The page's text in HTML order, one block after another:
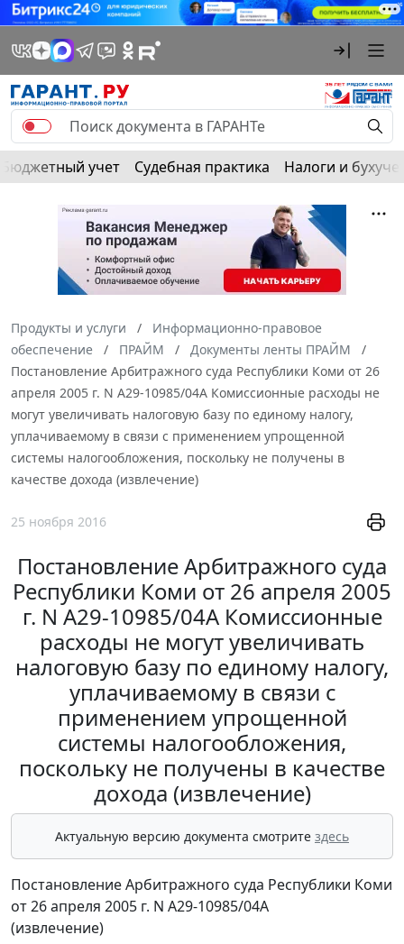
Бюджетный учет Судебная практика Налоги и
Продукты и услуги
Информационно-правовое
обеспечение
ПРАЙМ
Документы ленты ПРАЙМ
Постановление Арбитражного суда Республики Коми от 26
апреля 2005 г. N А29-10985/04А Комиссионные расходы не
могут увеличивать налоговую базу по единому налогу,
уплачиваемому в связи с применением упрощенной
системы налогообложения, поскольку не получены в
качестве дохода (извлечение)
25 ноября 2016
Постановление Арбитражного суда
Республики Коми от 26 апреля 2005
г. N А29-10985/04А Комиссионные
расходы не могут увеличивать
налоговую базу по единому налогу,
уплачиваемому в связи с
применением упрощенной
системы налогообложения,
поскольку не получены в качестве
дохода (извлечение)
Актуальную версию документа смотрите здесь
Постановление Арбитражного суда Республики Коми
от 26 апреля 2005 г. N А29-10985/04А
(извлечение)